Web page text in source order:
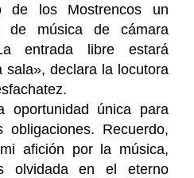
de los Mostrencos un
de música de cámara
entrada libre estará
sala», declara la locutora
oportunidad única para
Recuerdo,
afición por la música,
olvidada en el eterno